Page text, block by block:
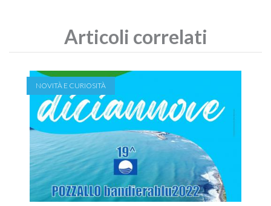
Articoli correlati
NOVITÀ E CURIOSITÀ